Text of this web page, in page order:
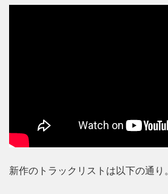
新作のトラックリストは以下の通り。